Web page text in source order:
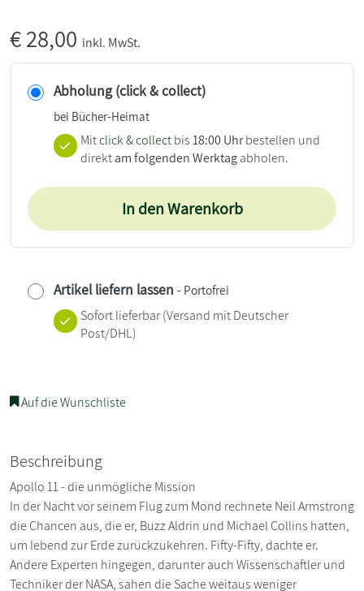
€28,00 inkl. MwSt.
Abholung (click & collect)
bei Bücher-Heimat
Mitclick & collect bis18:00 Uhrbestellen und
direktam folgenden Werktagabholen.
In den Warenkorb
Artikel liefern lassen - Portofrei
Sofort lieferbar(Versand mit Deutscher
Post/DHL)
Auf die Wunschliste
Beschreibung
Apollo 11 - die unmögliche Mission
In der Nacht vor seinem Flug zum Mond rechnete Neil Armstrong
die Chancen aus, die er, Buzz Aldrin und Michael Collins hatten,
um lebend zur Erde zurückzukehren. Fifty-Fifty, dachte er.
Andere Experten hingegen, darunter auch Wissenschaftler und
Techniker der NASA, sahen die Sache weitaus weniger